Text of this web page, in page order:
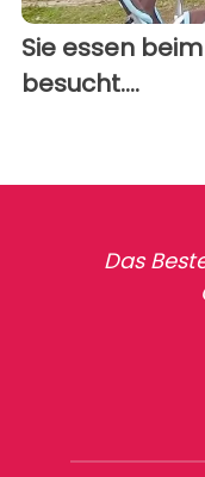
Sie essen
besucht....
Das